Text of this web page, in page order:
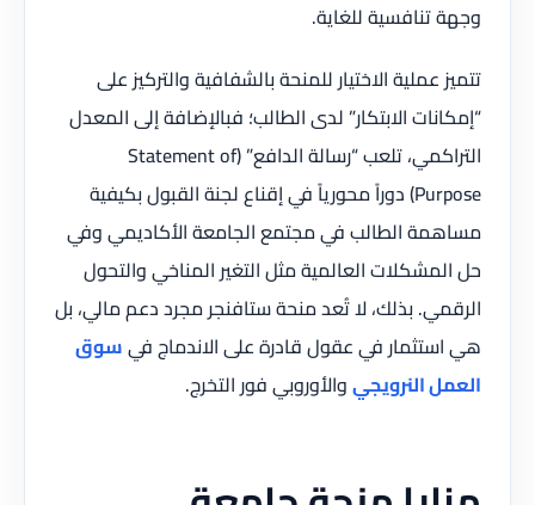
وجهة تنافسية للغاية.
تتميز عملية الاختيار للمنحة بالشفافية والتركيز على
“إمكانات الابتكار” لدى الطالب؛ فبالإضافة إلى المعدل
التراكمي، تلعب “رسالة الدافع” (Statement of
Purpose) دوراً محورياً في إقناع لجنة القبول بكيفية
مساهمة الطالب في مجتمع الجامعة الأكاديمي وفي
حل المشكلات العالمية مثل التغير المناخي والتحول
الرقمي. بذلك، لا تُعد منحة ستافنجر مجرد دعم مالي، بل
هي استثمار في عقول قادرة على الاندماج فيسوق
العمل النرويجيوالأوروبي فور التخرج.